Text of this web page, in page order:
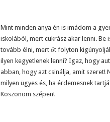
Mint minden anya én is imádom a
iskolából, mert cukrász akar lenni. Be
tovább élni, mert őt folyton
ilyen kegyetlenek lenni? Igaz, hogy
abban, hogy azt csinálja, amit szeret!
milyen ügyes és, ha érdemesnek
Köszönöm szépen!